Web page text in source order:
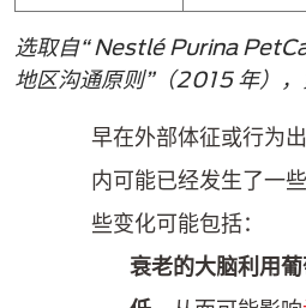
选取自“ Nestlé Purina
地区沟通原则”（2015 年），
早在外部体征或行为
内可能已经发生了一
些变化可能包括：
衰老的大脑利用